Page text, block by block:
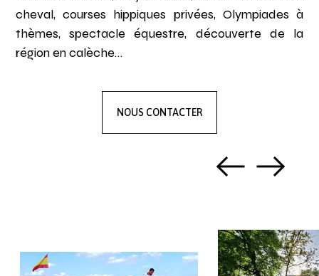
cheval, courses hippiques privées, Olympiades à
thèmes, spectacle équestre, découverte de la
région en calèche…
NOUS CONTACTER